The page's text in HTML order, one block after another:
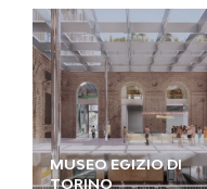
MUSEO EGIZIO DI
TORINO